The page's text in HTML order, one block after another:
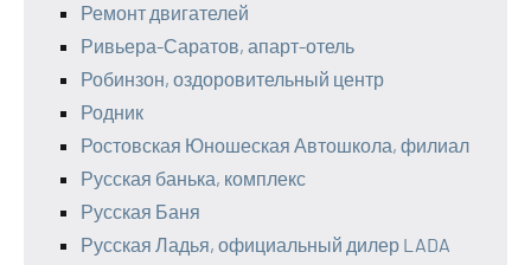
Ремонт двигателей
Ривьера-Саратов, апарт-отель
Робинзон, оздоровительный центр
Родник
Ростовская Юношеская Автошкола, филиал
Русская банька, комплекс
Русская Баня
Русская Ладья, официальный дилер LADA